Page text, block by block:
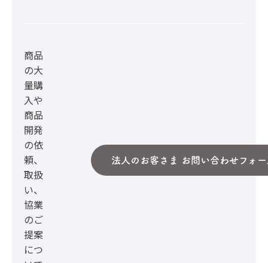
商品
の大
量購
入や
商品
開発
の依
頼、
取扱
い、
協業
のご
提案
につ
法人のお客さま お問い合わせフォー